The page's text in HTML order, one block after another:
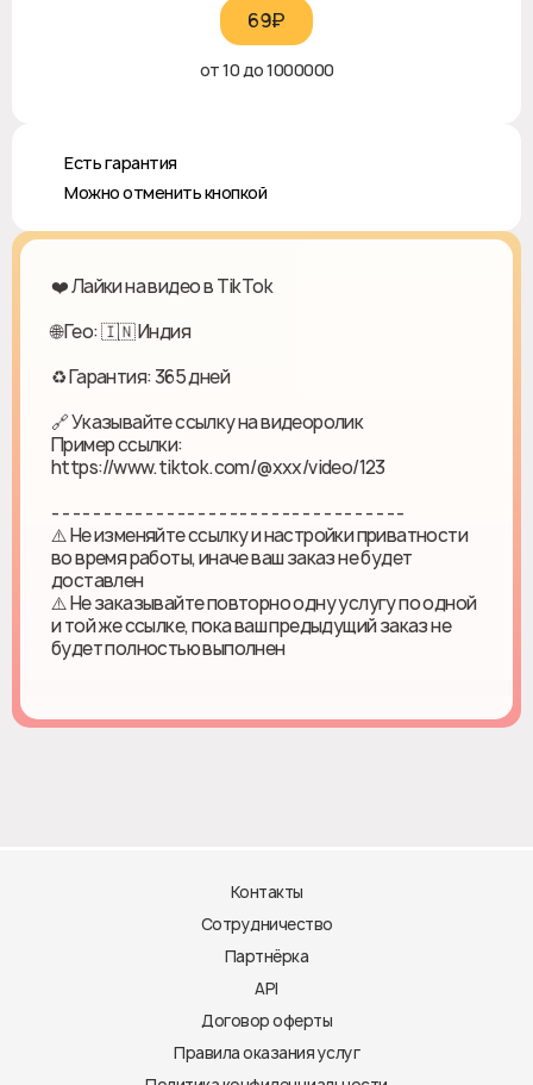
69₽‎
от 10 до 1000000
♻️ Есть гарантия
❎ Можно отменить кнопкой
❤️ Лайки на видео в TikTok
🌐 Гео: 🇮🇳 Индия
♻ Гарантия: 365 дней
🔗 Указывайте ссылку на видеоролик
Пример ссылки:
https://www.tiktok.com/@xxx/video/123
- - - - - - - - - - - - - - - - - - - - - - - - - - - - - - - - - -
⚠️ Не изменяйте ссылку и настройки приватности
во время работы, иначе ваш заказ не будет
доставлен
⚠️ Не заказывайте повторно одну услугу по одной
и той же ссылке, пока ваш предыдущий заказ не
будет полностью выполнен
Контакты
Сотрудничество
Партнёрка
API
Договор оферты
Правила оказания услуг